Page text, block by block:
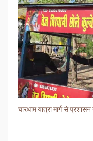
चारधाम यात्रा मार्ग से